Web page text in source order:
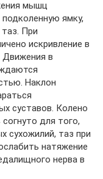
мышц
ямку,
При
искривление в
Движения в
Наклон
суставов. Колено
для того,
сухожилий, таз при
натяжение
нерва в